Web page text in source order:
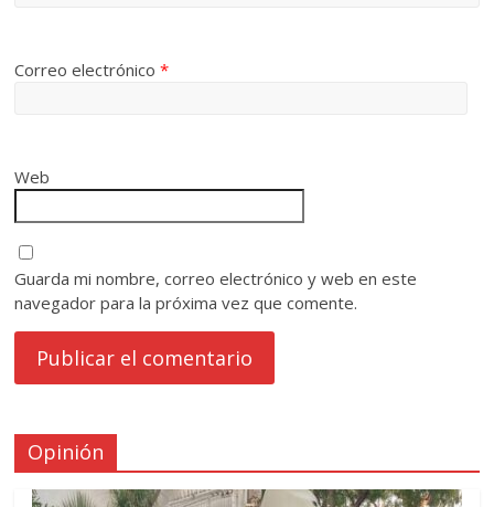
Correo electrónico*
Web
Guarda mi nombre, correo electrónico y web en este
navegador para la próxima vez que comente.
Opinión